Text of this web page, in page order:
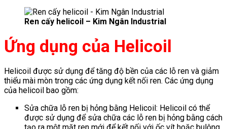
Ren cấy helicoil – Kim Ngân Industrial
Ứng dụng của Helicoil
Helicoil được sử dụng để tăng độ bền của các lỗ ren và giảm
thiểu mài mòn trong các ứng dụng kết nối ren. Các ứng dụng
của helicoil bao gồm:
Sửa chữa lỗ ren bị hỏng bằng Helicoil: Helicoil có thể
được sử dụng để sửa chữa các lỗ ren bị hỏng bằng cách